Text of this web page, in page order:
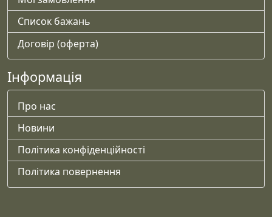
Список бажань
Договір (оферта)
Інформація
Про нас
Новини
Політика конфіденційності
Політика повернення